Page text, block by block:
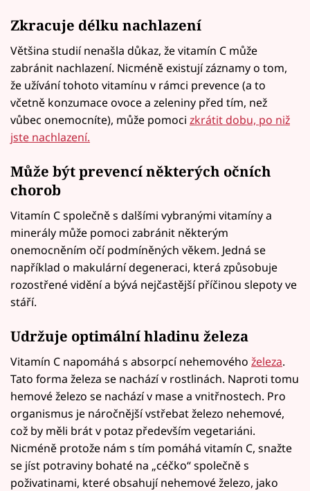
Zkracuje délku nachlazení
Většina studií nenašla důkaz, že vitamín C může
zabránit nachlazení. Nicméně existují záznamy o tom,
že užívání tohoto vitamínu v rámci prevence (a to
včetně konzumace ovoce a zeleniny před tím, než
vůbec onemocníte), může pomoci zkrátit dobu, po niž
jste nachlazení.
Může být prevencí některých očních
chorob
Vitamín C společně s dalšími vybranými vitamíny a
minerály může pomoci zabránit některým
onemocněním očí podmíněných věkem. Jedná se
například o makulární degeneraci, která způsobuje
rozostřené vidění a bývá nejčastější příčinou slepoty ve
stáří.
Udržuje optimální hladinu železa
Vitamín C napomáhá s absorpcí nehemového železa.
Tato forma železa se nachází v rostlinách. Naproti tomu
hemové železo se nachází v mase a vnitřnostech. Pro
organismus je náročnější vstřebat železo nehemové,
což by měli brát v potaz především vegetariáni.
Nicméně protože nám s tím pomáhá vitamín C, snažte
se jíst potraviny bohaté na „céčko“ společně s
poživatinami, které obsahují nehemové železo, jako